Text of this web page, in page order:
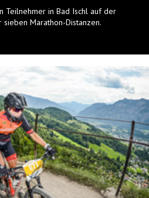
Teilnehmer in Bad Ischl auf der
Marathon-Distanzen.